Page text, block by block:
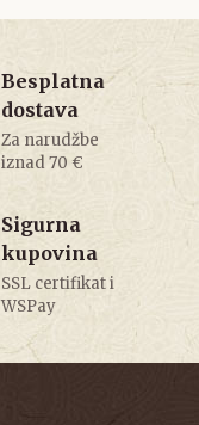
Besplatna
dostava
Za narudžbe
iznad 70 €
Sigurna
kupovina
SSL certifikat i
WSPay